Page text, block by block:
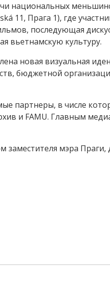
национальных
11, Прага 1), где
последующая
вьетнамскую культуру.
новая визуальная
бюджетной
партнеры, в числе
и FAMU. Главным
мэра Праги,